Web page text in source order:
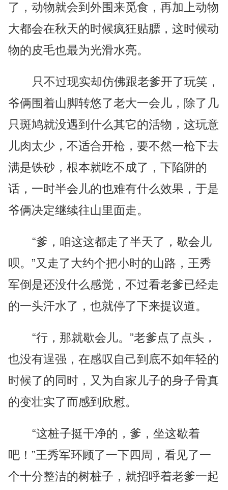
了，动物就会到外围来觅食，再加上动物
大都会在秋天的时候疯狂贴膘，这时候动
物的皮毛也最为光滑水亮。
只不过现实却仿佛跟老爹开了玩笑，
爷俩围着山脚转悠了老大一会儿，除了几
只斑鸠就没遇到什么其它的活物，这玩意
儿肉太少，不适合开枪，要不然一枪下去
满是铁砂，根本就吃不成了，下陷阱的
话，一时半会儿的也难有什么效果，于是
爷俩决定继续往山里面走。
“爹，咱这这都走了半天了，歇会儿
呗。”又走了大约个把小时的山路，王秀
军倒是还没什么感觉，不过看老爹已经走
的一头汗水了，也就停了下来提议道。
“行，那就歇会儿。”老爹点了点头，
也没有逞强，在感叹自己到底不如年轻的
时候了的同时，又为自家儿子的身子骨真
的变壮实了而感到欣慰。
“这桩子挺干净的，爹，坐这歇着
吧！”王秀军环顾了一下四周，看见了一
个十分整洁的树桩子，就招呼着老爹一起